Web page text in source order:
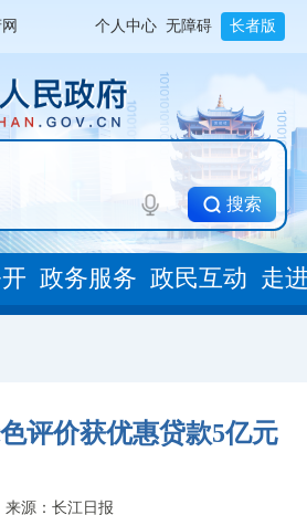
个人中心 无障碍 长者版
搜索
政务服务 政民互动 走
评价获优惠贷款5亿元
来源：长江日报